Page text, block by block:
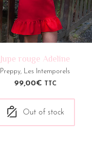
Jupe rouge Adeline
Preppy, Les Intemporels
99,00€ TTC
Out of stock